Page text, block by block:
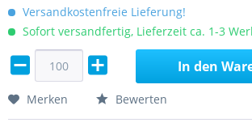
Versandkostenfreie Lieferung!
Sofort versandfertig, Lieferzeit ca. 1-3
In den
Merken Bewerten